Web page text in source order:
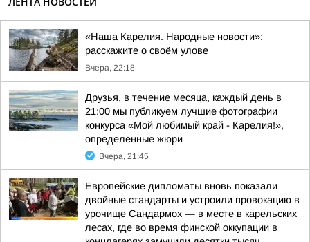
«Наша Карелия. Народные новости»:
расскажите о своём улове
Вчера, 22:18
Друзья, в течение месяца, каждый день в
21:00 мы публикуем лучшие фотографии
конкурса «Мой любимый край - Карелия!»,
определённые жюри
Вчера, 21:45
Европейские дипломаты вновь показали
двойные стандарты и устроили провокацию в
урочище Сандармох — в месте в карельских
лесах, где во время финской оккупации в